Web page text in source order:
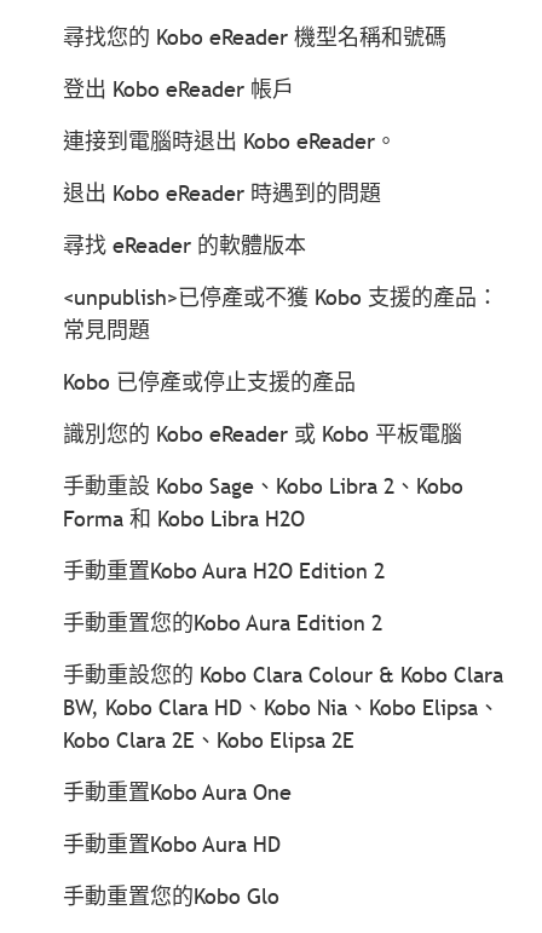
尋找您的 Kobo eReader 機型名稱和號碼
登出 Kobo eReader 帳戶
連接到電腦時退出 Kobo eReader。
退出 Kobo eReader 時遇到的問題
尋找 eReader 的軟體版本
<unpublish>已停產或不獲 Kobo 支援的產品：
常見問題
Kobo 已停產或停止支援的產品
識別您的 Kobo eReader 或 Kobo 平板電腦
手動重設 Kobo Sage、Kobo Libra 2、Kobo
Forma 和 Kobo Libra H2O
手動重置Kobo Aura H2O Edition 2
手動重置您的Kobo Aura Edition 2
手動重設您的 Kobo Clara Colour & Kobo Clara
BW, Kobo Clara HD、Kobo Nia、Kobo Elipsa、
Kobo Clara 2E、Kobo Elipsa 2E
手動重置Kobo Aura One
手動重置Kobo Aura HD
手動重置您的Kobo Glo